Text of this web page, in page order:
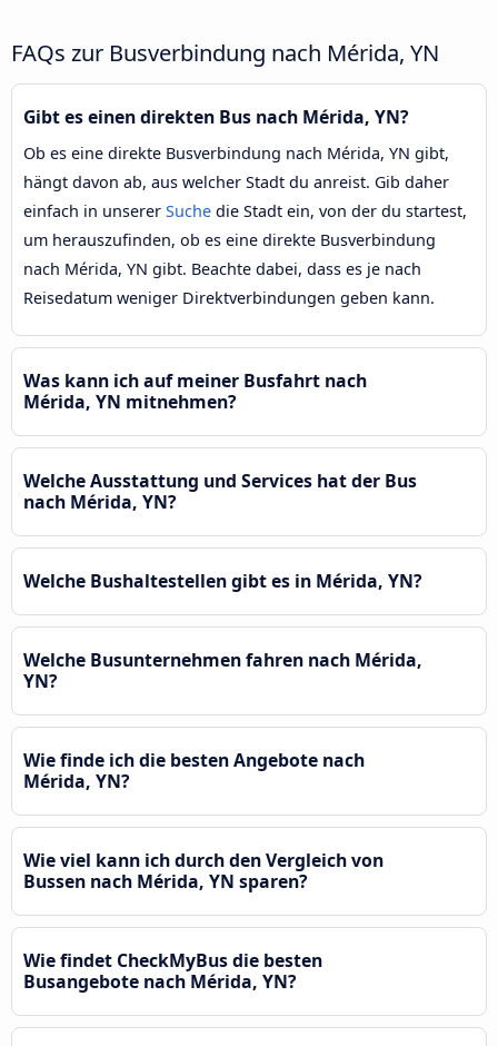
FAQs zur Busverbindung nach Mérida, YN
Gibt es einen direkten Bus nach Mérida, YN?
Ob es eine direkte Busverbindung nach Mérida, YN gibt,
hängt davon ab, aus welcher Stadt du anreist. Gib daher
einfach in unserer Suche die Stadt ein, von der du startest,
um herauszufinden, ob es eine direkte Busverbindung
nach Mérida, YN gibt. Beachte dabei, dass es je nach
Reisedatum weniger Direktverbindungen geben kann.
Was kann ich auf meiner Busfahrt nach
Mérida, YN mitnehmen?
Welche Ausstattung und Services hat der Bus
nach Mérida, YN?
Welche Bushaltestellen gibt es in Mérida, YN?
Welche Busunternehmen fahren nach Mérida,
YN?
Wie finde ich die besten Angebote nach
Mérida, YN?
Wie viel kann ich durch den Vergleich von
Bussen nach Mérida, YN sparen?
Wie findet CheckMyBus die besten
Busangebote nach Mérida, YN?